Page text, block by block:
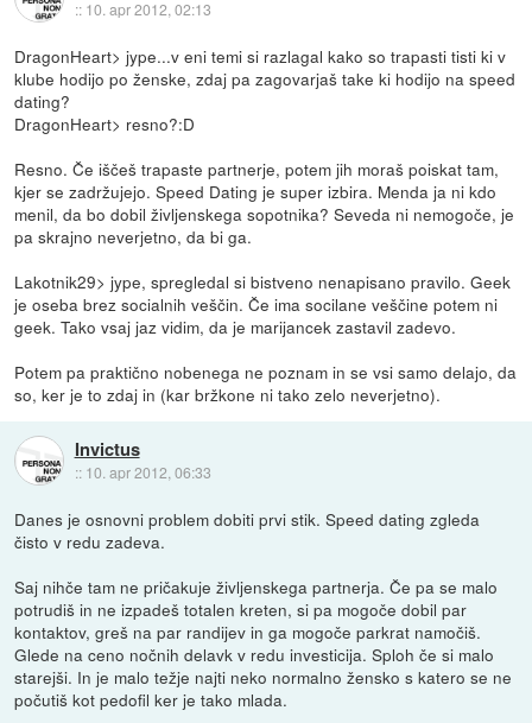
:: 10. apr 2012, 02:13
DragonHeart> jype...v eni temi si razlagal kako so trapasti tisti ki v
klube hodijo po ženske, zdaj pa zagovarjaš take ki hodijo na speed
dating?
DragonHeart> resno?:D
Resno. Če iščeš trapaste partnerje, potem jih moraš poiskat tam,
kjer se zadržujejo. Speed Dating je super izbira. Menda ja ni kdo
menil, da bo dobil življenskega sopotnika? Seveda ni nemogoče, je
pa skrajno neverjetno, da bi ga.
Lakotnik29> jype, spregledal si bistveno nenapisano pravilo. Geek
je oseba brez socialnih veščin. Če ima socilane veščine potem ni
geek. Tako vsaj jaz vidim, da je marijancek zastavil zadevo.
Potem pa praktično nobenega ne poznam in se vsi samo delajo, da
so, ker je to zdaj in (kar bržkone ni tako zelo neverjetno).
Invictus
:: 10. apr 2012, 06:33
Danes je osnovni problem dobiti prvi stik. Speed dating zgleda
čisto v redu zadeva.
Saj nihče tam ne pričakuje življenskega partnerja. Če pa se malo
potrudiš in ne izpadeš totalen kreten, si pa mogoče dobil par
kontaktov, greš na par randijev in ga mogoče parkrat namočiš.
Glede na ceno nočnih delavk v redu investicija. Sploh če si malo
starejši. In je malo težje najti neko normalno žensko s katero se ne
počutiš kot pedofil ker je tako mlada.